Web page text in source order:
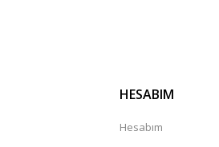
HESABIM
Hesabım